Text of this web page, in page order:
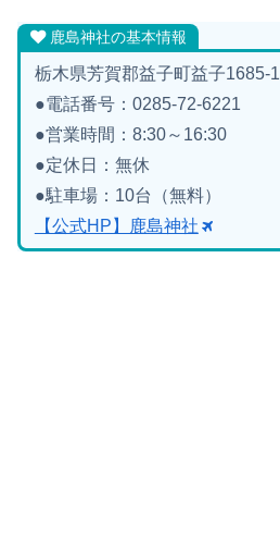
鹿島神社の基本情報
栃木県芳賀郡益子町益子1685-1
●電話番号：0285-72-6221
●営業時間：8:30～16:30
●定休日：無休
●駐車場：10台（無料）
【公式HP】鹿島神社